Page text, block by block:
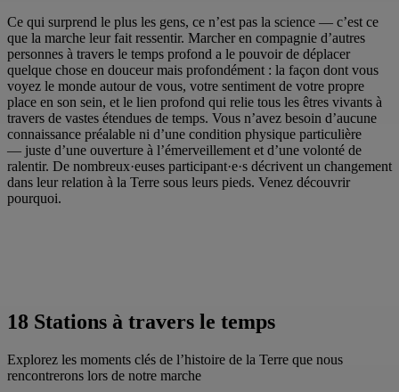
Ce qui surprend le plus les gens, ce n’est pas la science — c’est ce
que la marche leur fait ressentir. Marcher en compagnie d’autres
personnes à travers le temps profond a le pouvoir de déplacer
quelque chose en douceur mais profondément : la façon dont vous
voyez le monde autour de vous, votre sentiment de votre propre
place en son sein, et le lien profond qui relie tous les êtres vivants à
travers de vastes étendues de temps. Vous n’avez besoin d’aucune
connaissance préalable ni d’une condition physique particulière
— juste d’une ouverture à l’émerveillement et d’une volonté de
ralentir. De nombreux·euses participant·e·s décrivent un changement
dans leur relation à la Terre sous leurs pieds. Venez découvrir
pourquoi.
18 Stations à travers le temps
Explorez les moments clés de l’histoire de la Terre que nous
rencontrerons lors de notre marche